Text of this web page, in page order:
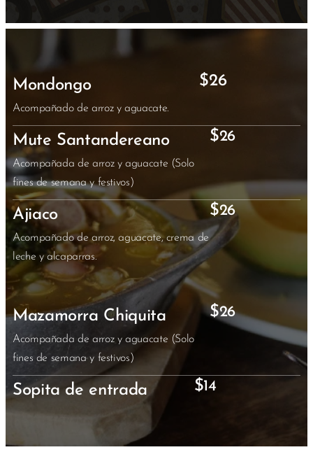
Mondongo
Acompañado de arroz y aguacate.
$26
Mute Santandereano
Acompañada de arroz y aguacate (Solo
fines de semana y festivos)
$26
Ajiaco
Acompañado de arroz, aguacate, crema de
leche y alcaparras.
$26
Mazamorra Chiquita
Acompañada de arroz y aguacate (Solo
fines de semana y festivos)
$26
Sopita de entrada $14